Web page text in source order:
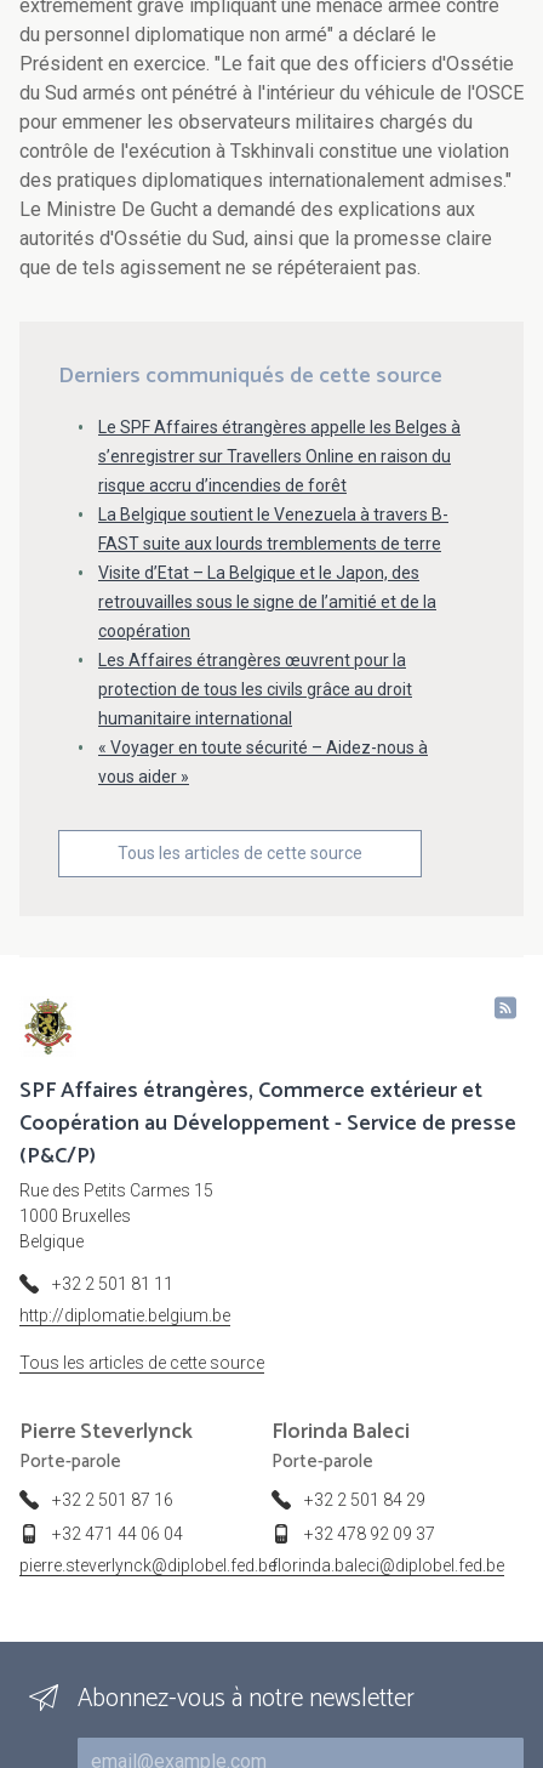
extrêmement grave impliquant une menace armée contre
du personnel diplomatique non armé" a déclaré le
Président en exercice. "Le fait que des officiers d'Ossétie
du Sud armés ont pénétré à l'intérieur du véhicule de l'OSCE
pour emmener les observateurs militaires chargés du
contrôle de l'exécution à Tskhinvali constitue une violation
des pratiques diplomatiques internationalement admises."
Le Ministre De Gucht a demandé des explications aux
autorités d'Ossétie du Sud, ainsi que la promesse claire
que de tels agissement ne se répéteraient pas.
Derniers communiqués de cette source
Le SPF Affaires étrangères appelle les Belges à
s’enregistrer sur Travellers Online en raison du
risque accru d’incendies de forêt
La Belgique soutient le Venezuela à travers B-
FAST suite aux lourds tremblements de terre
Visite d’Etat – La Belgique et le Japon, des
retrouvailles sous le signe de l’amitié et de la
coopération
Les Affaires étrangères œuvrent pour la
protection de tous les civils grâce au droit
humanitaire international
« Voyager en toute sécurité – Aidez-nous à
vous aider »
Tous les articles de cette source
SPF Affaires étrangères, Commerce extérieur et
Coopération au Développement - Service de presse
(P&C/P)
Rue des Petits Carmes 15
1000 Bruxelles
Belgique
+32 2 501 81 11
http://diplomatie.belgium.be
Tous les articles de cette source
PierreSteverlynck
Porte-parole
+32 2 501 87 16
+32 471 44 06 04
pierre.steverlynck@diplobel.fed.be
Florinda Baleci
Porte-parole
+32 2 501 84 29
+32 478 92 09 37
florinda.baleci@diplobel.fed.be
Abonnez-vous à notre newsletter
Courriel